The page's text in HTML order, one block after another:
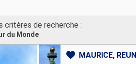
critères de recherche :
du Monde